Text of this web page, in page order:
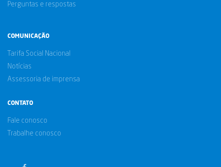
Perguntas e respostas
COMUNICAÇÃO
Tarifa Social Nacional
Notícias
Assessoria de imprensa
CONTATO
Fale conosco
Trabalhe conosco